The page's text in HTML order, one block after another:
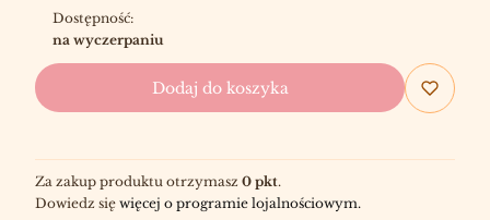
Dostępność:
na wyczerpaniu
Dodaj do koszyka
Za zakup produktu otrzymasz 0 pkt.
Dowiedz się więcej o programie lojalnościowym.